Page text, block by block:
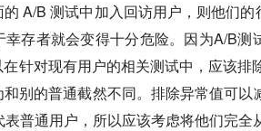
A/B 测试中加入回访用户，则他们
存者就会变得十分危险。因为A/B
针对现有用户的相关测试中，应该排
别的普通截然不同。排除异常值可
普通用户，所以应该考虑将他们完全